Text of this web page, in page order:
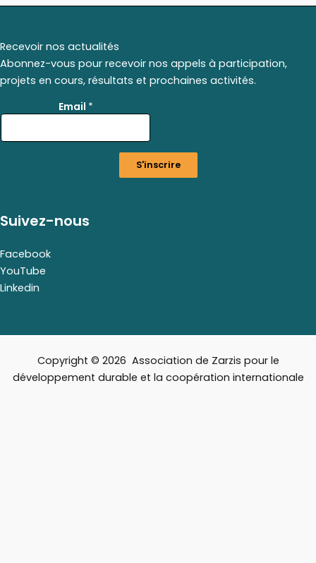
Recevoir nos actualités
Abonnez-vous pour recevoir nos appels à participation,
projets en cours, résultats et prochaines activités.
a
i
l
Email *
S'inscrire
Suivez-nous
Facebook
YouTube
Linkedin
Copyright © 2026 Association de Zarzis pour le
développement durable et la coopération internationale